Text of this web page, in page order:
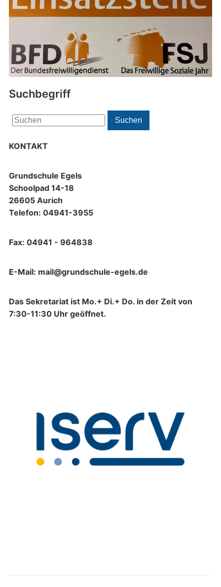
Suchbegriff
Search
for:
Suchen
KONTAKT
Grundschule Egels
Schoolpad 14-18
26605 Aurich
Telefon: 04941-3955
Fax: 04941 - 964838
E-Mail: mail@grundschule-egels.de
Das Sekretariat ist Mo.+ Di.+ Do. in der Zeit von
7:30-11:30 Uhr geöffnet.